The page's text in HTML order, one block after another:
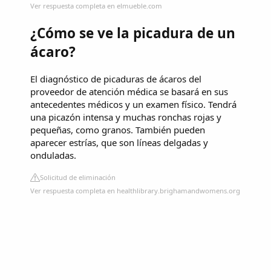
Ver respuesta completa en elmueble.com
¿Cómo se ve la picadura de un
ácaro?
El diagnóstico de picaduras de ácaros del
proveedor de atención médica se basará en sus
antecedentes médicos y un examen físico. Tendrá
una picazón intensa y muchas ronchas rojas y
pequeñas, como granos. También pueden
aparecer estrías, que son líneas delgadas y
onduladas.
Solicitud de eliminación
Ver respuesta completa en healthlibrary.brighamandwomens.org